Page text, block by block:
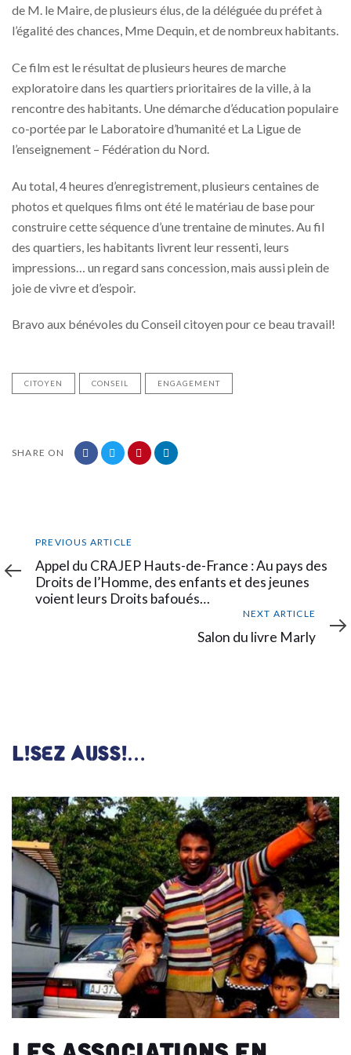
de M. le Maire, de plusieurs élus, de la déléguée du préfet à
l’égalité des chances, Mme Dequin, et de nombreux habitants.
Ce film est le résultat de plusieurs heures de marche
exploratoire dans les quartiers prioritaires de la ville, à la
rencontre des habitants. Une démarche d’éducation populaire
co-portée par le Laboratoire d’humanité et La Ligue de
l’enseignement – Fédération du Nord.
Au total, 4 heures d’enregistrement, plusieurs centaines de
photos et quelques films ont été le matériau de base pour
construire cette séquence d’une trentaine de minutes. Au fil
des quartiers, les habitants livrent leur ressenti, leurs
impressions… un regard sans concession, mais aussi plein de
joie de vivre et d’espoir.
Bravo aux bénévoles du Conseil citoyen pour ce beau travail!
CITOYEN CONSEIL ENGAGEMENT
SHARE ON
Previous
Article
PREVIOUS ARTICLE
Appel du CRAJEP Hauts-de-France : Au pays des
Droits de l’Homme, des enfants et des jeunes
voient leurs Droits bafoués…
Article
NEXT ARTICLE
Salon du livre Marly
LISEZ AUSSI…
Les associations en